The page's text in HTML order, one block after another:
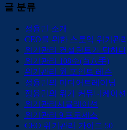
글 분류
정용민 소개
CEO를 위한 스토익 위기관리
위기관리 컨설턴트가 답하다
위기관리 108수(百八手)
위기관리 원 포인트 레슨
정용민의 미디어트레이닝
정용민의 위기 커뮤니케이션
위기관리시뮬레이션
위기관리 9 프로세스
CEO 위기관리 가이드 50